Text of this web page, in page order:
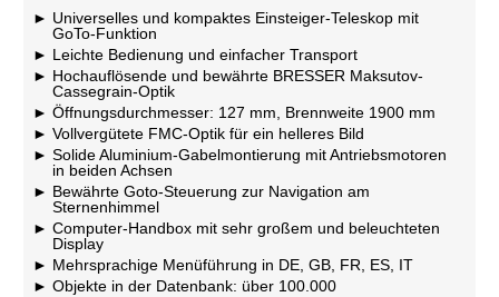
Universelles und kompaktes Einsteiger-Teleskop mit
GoTo-Funktion
Leichte Bedienung und einfacher Transport
Hochauflösende und bewährte BRESSER Maksutov-
Cassegrain-Optik
Öffnungsdurchmesser: 127 mm, Brennweite 1900 mm
Vollvergütete FMC-Optik für ein helleres Bild
Solide Aluminium-Gabelmontierung mit Antriebsmotoren
in beiden Achsen
Bewährte Goto-Steuerung zur Navigation am
Sternenhimmel
Computer-Handbox mit sehr großem und beleuchteten
Display
Mehrsprachige Menüführung in DE, GB, FR, ES, IT
Objekte in der Datenbank: über 100.000